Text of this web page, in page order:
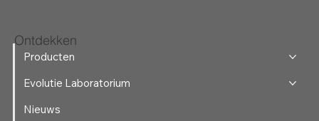
Ontdekken
Producten
Evolutie Laboratorium
Nieuws